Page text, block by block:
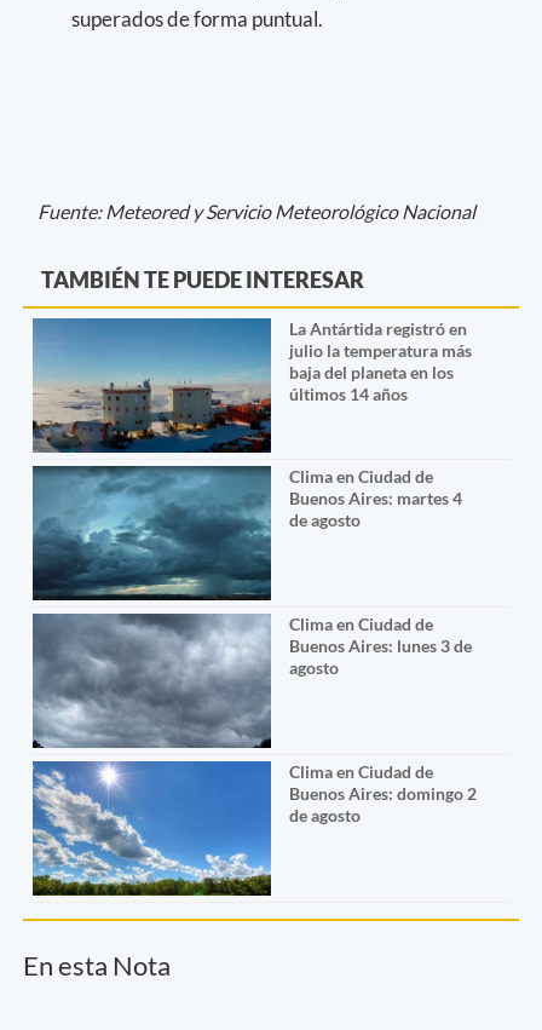
superados de forma puntual.
Fuente: Meteored y Servicio Meteorológico Nacional
TAMBIÉN TE PUEDE INTERESAR
La Antártida registró en
julio la temperatura más
baja del planeta en los
últimos 14 años
Clima en Ciudad de
Buenos Aires: martes 4
de agosto
Clima en Ciudad de
Buenos Aires: lunes 3 de
agosto
Clima en Ciudad de
Buenos Aires: domingo 2
de agosto
En esta Nota